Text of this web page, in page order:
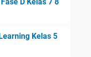
Kelas 5